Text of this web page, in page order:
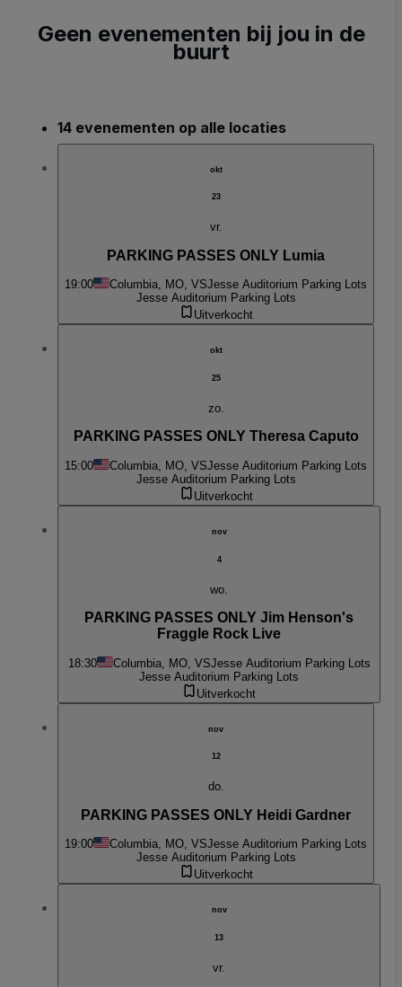
Geen evenementen bij jou in de
buurt
14 evenementen op alle locaties
okt
23
vr.
PARKING PASSES ONLY Lumia
19:00 Columbia, MO, VSJesse Auditorium Parking Lots
Jesse Auditorium Parking Lots
Uitverkocht
okt
25
zo.
PARKING PASSES ONLY Theresa Caputo
15:00 Columbia, MO, VSJesse Auditorium Parking Lots
Jesse Auditorium Parking Lots
Uitverkocht
nov
4
wo.
PARKING PASSES ONLY Jim Henson's
Fraggle Rock Live
18:30 Columbia, MO, VSJesse Auditorium Parking Lots
Jesse Auditorium Parking Lots
Uitverkocht
nov
12
do.
PARKING PASSES ONLY Heidi Gardner
19:00 Columbia, MO, VSJesse Auditorium Parking Lots
Jesse Auditorium Parking Lots
Uitverkocht
nov
13
vr.